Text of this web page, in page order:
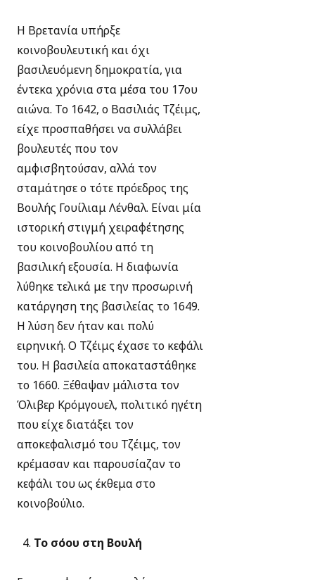
Η Βρετανία υπήρξε
κοινοβουλευτική και όχι
βασιλευόμενη δημοκρατία, για
έντεκα χρόνια στα μέσα του 17ου
αιώνα. Το 1642, ο Βασιλιάς Τζέιμς,
είχε προσπαθήσει να συλλάβει
βουλευτές που τον
αμφισβητούσαν, αλλά τον
σταμάτησε ο τότε πρόεδρος της
Βουλής Γουίλιαμ Λένθαλ. Είναι μία
ιστορική στιγμή χειραφέτησης
του κοινοβουλίου από τη
βασιλική εξουσία. Η διαφωνία
λύθηκε τελικά με την προσωρινή
κατάργηση της βασιλείας τo 1649.
Η λύση δεν ήταν και πολύ
ειρηνική. Ο Τζέιμς έχασε το κεφάλι
του. Η βασιλεία αποκαταστάθηκε
το 1660. Ξέθαψαν μάλιστα τον
Όλιβερ Κρόμγουελ, πολιτικό ηγέτη
που είχε διατάξει τον
αποκεφαλισμό του Τζέιμς, τον
κρέμασαν και παρουσίαζαν το
κεφάλι του ως έκθεμα στο
κοινοβούλιο.
Το σόου στη Βουλή